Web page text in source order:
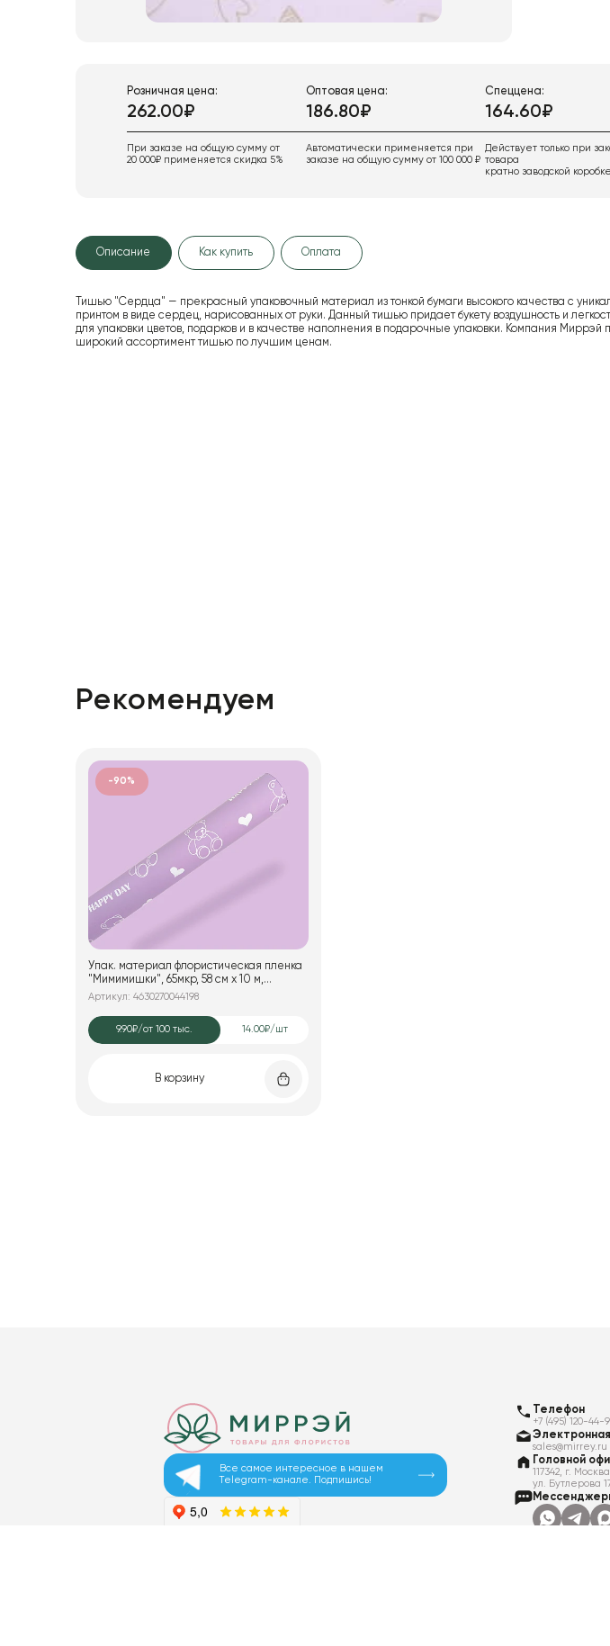
Розничная цена:
262.00₽
При заказе на общую сумму от
20 000₽ применяется скидка 5%
Оптовая цена:
186.80₽
Автоматически применяется при
заказе на общую сумму от 100 000 ₽
Спеццена:
164.60₽
Действует только при
товара
кратно заводской коробке
Описание Как купить Оплата
Тишью "Сердца" — прекрасный упаковочный материал из тонкой бумаги высокого качества с
принтом в виде сердец, нарисованных от руки. Данный тишью придает букету воздушность и
для упаковки цветов, подарков и в качестве наполнения в подарочные упаковки. Компания Миррэй
широкий ассортимент тишью по лучшим ценам.
Рекомендуем
-90%
Упак. материал флористическая пленка
"Мимимишки", 65мкр, 58 см х 10 м,
сиреневый
Артикул: 4630270044198
9.90₽/от 100 тыс. 14.00₽/шт
В корзину
Все самое интересное в нашем
Telegram-канале. Подпишись!
Телефон
+7 (495) 120-44-
sales@mirrey.ru
Головной
117342, г.
ул. Бутлерова